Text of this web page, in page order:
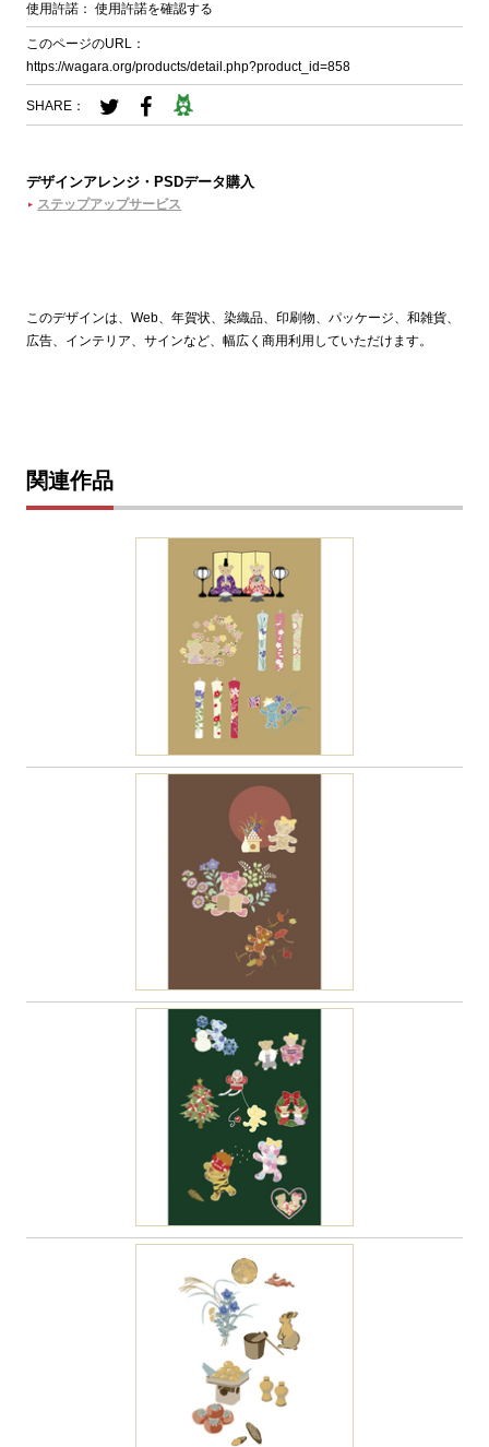
使用許諾： 使用許諾を確認する
このページのURL：
https://wagara.org/products/detail.php?product_id=858
SHARE：
デザインアレンジ・PSDデータ購入
ステップアップサービス
このデザインは、Web、年賀状、染織品、印刷物、パッケージ、和雑貨、
広告、インテリア、サインなど、幅広く商用利用していただけます。
関連作品